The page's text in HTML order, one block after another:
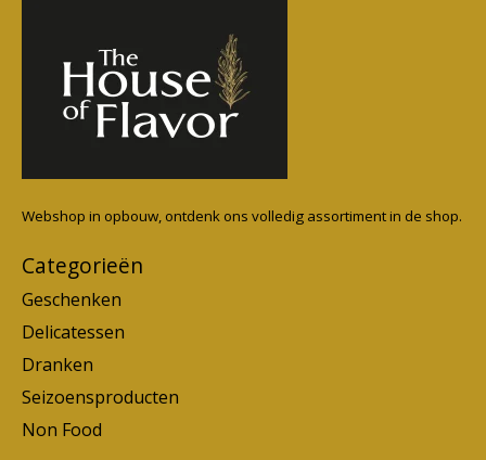
Webshop in opbouw, ontdenk ons volledig assortiment in de shop.
Categorieën
Geschenken
Delicatessen
Dranken
Seizoensproducten
Non Food